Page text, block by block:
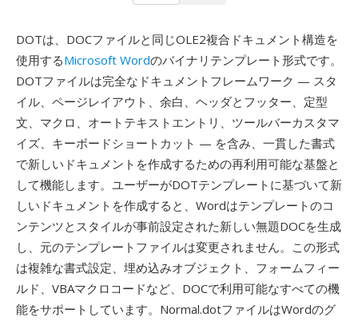
DOTは、DOCファイルと同じOLE2複合ドキュメント構造を
使用するMicrosoft Wordのバイナリテンプレート形式です。
DOTファイルは完全なドキュメントフレームワーク — スタ
イル、ページレイアウト、余白、ヘッダとフッター、定型
文、マクロ、オートテキストエントリ、ツールバーカスタマ
イズ、キーボードショートカット — を含み、一貫した書式
で新しいドキュメントを作成するための再利用可能な基盤と
して機能します。ユーザーがDOTテンプレートに基づいて新
しいドキュメントを作成すると、Wordはテンプレートのコ
ンテンツとスタイルが事前設定された新しい無題DOCを生成
し、元のテンプレートファイルは変更されません。この形式
は複雑な書式設定、埋め込みオブジェクト、フォームフィー
ルド、VBAマクロコードなど、DOCで利用可能なすべての機
能をサポートしています。Normal.dotファイルはWordのグ